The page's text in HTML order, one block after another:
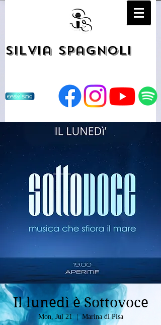
Silvia Spagnoli
Il lunedì è Sottovoce
Mon, Jul 21
  |
Marina di Pisa